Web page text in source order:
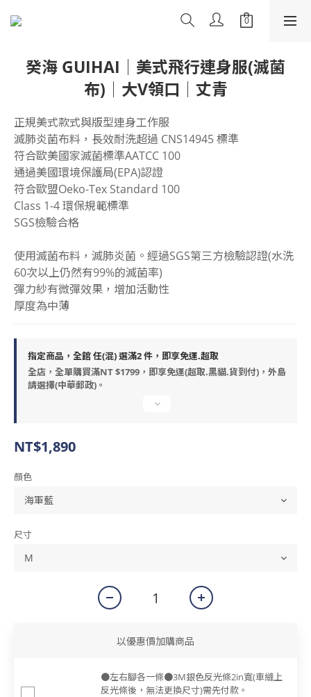
癸海 GUIHAI│美式飛行連身服(滅菌
布)│大V領口│丈青
正規美式款式與版型連身工作服
滅肺炎菌布料，長效耐洗超過 CNS14945 標準
符合歐美國家滅菌標準AATCC 100
通過美國環境保護局(EPA)認證
符合歐盟Oeko-Tex Standard 100
Class 1-4 環保規範標準
SGS檢驗合格
使用滅菌布料，滅肺炎菌。經過SGS第三方檢驗認證(水洗
60次以上仍然有99%的滅菌率)
彈力紗有微彈效果，增加活動性
厚度為中薄
指定商品，全館 任(混) 選滿2 件，即享免運.超取
全店，全單購買滿NT $1799，即享免運(超取.黑貓.貨到付)，外島
請選擇(中華郵政)。
NT$1,890
顏色
尺寸
以優惠價加購商品
●左右腳各一條●3M銀色反光條2in寬(車縫上
反光條後，無法更換尺寸)需先付款。